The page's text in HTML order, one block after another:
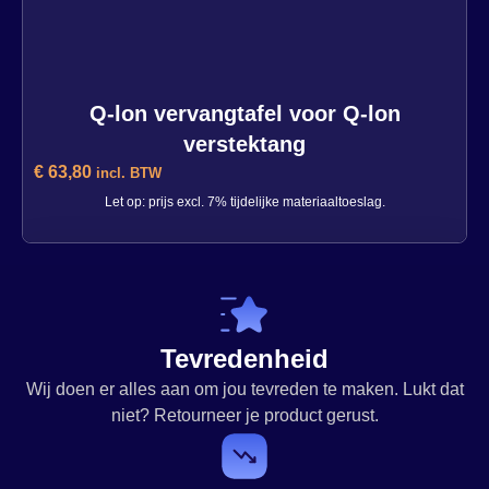
Q-lon vervangtafel voor Q-lon
verstektang
€ 63,80 incl. BTW
Let op: prijs excl. 7% tijdelijke materiaaltoeslag.
verstektang
3 op voorraad
- +
In winkelwagen
Tevredenheid
Wij doen er alles aan om jou tevreden te maken. Lukt dat
niet? Retourneer je product gerust.